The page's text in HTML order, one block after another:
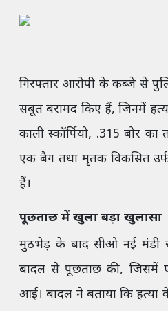
गिरफ्तार आरोपी के कब्जे से
सबूत बरामद किए हैं, जिनमें
काली स्कॉर्पियो, .315 बोर
एक बैग तथा मृतक विकसित
हैं।
पूछताछ में खुला बड़ा खुलासा
मुठभेड़ के बाद सीओ नई मंडी
बादल से पूछताछ की, जिसमें
आई। बादल ने बताया कि हत्या